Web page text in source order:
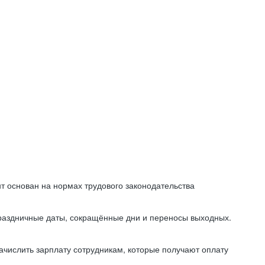
на нормах трудового законодательства
даты, сокращённые дни и переносы выходных.
зарплату сотрудникам, которые получают оплату